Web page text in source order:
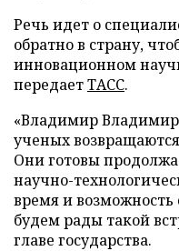
Речь идет о
обратно в страну,
инновационном
передаетТАСС.
«Владимир
ученых
Они готовы
научно-
время и возможность
будем рады такой
главе государства.